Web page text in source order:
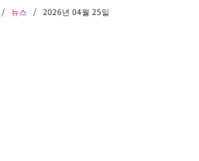
뉴스 2026년 04월 25일